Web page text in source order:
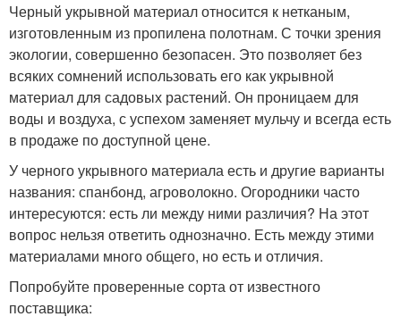
Черный укрывной материал относится к нетканым,
изготовленным из пропилена полотнам. С точки зрения
экологии, совершенно безопасен. Это позволяет без
всяких сомнений использовать его как укрывной
материал для садовых растений. Он проницаем для
воды и воздуха, с успехом заменяет мульчу и всегда есть
в продаже по доступной цене.
У черного укрывного материала есть и другие варианты
названия: спанбонд, агроволокно. Огородники часто
интересуются: есть ли между ними различия? На этот
вопрос нельзя ответить однозначно. Есть между этими
материалами много общего, но есть и отличия.
Попробуйте проверенные сорта от известного
поставщика: